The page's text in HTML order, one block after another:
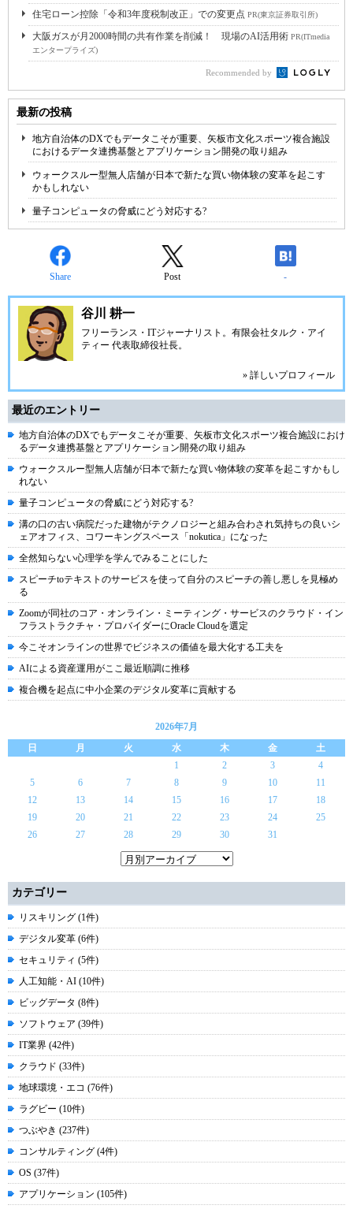
住宅ローン控除「令和3年度税制改正」での変更点 PR(東京証券取引所)
大阪ガスが月2000時間の共有作業を削減！ 現場のAI活用術 PR(ITmedia
エンタープライズ)
Recommended by
最新の投稿
地方自治体のDXでもデータこそが重要、矢板市文化スポーツ複合施設
におけるデータ連携基盤とアプリケーション開発の取り組み
ウォークスルー型無人店舗が日本で新たな買い物体験の変革を起こす
かもしれない
量子コンピュータの脅威にどう対応する?
Share Post -
谷川 耕一
フリーランス・ITジャーナリスト。有限会社タルク・アイ
ティー 代表取締役社長。
» 詳しいプロフィール
最近のエントリー
地方自治体のDXでもデータこそが重要、矢板市文化スポーツ複合施設におけ
るデータ連携基盤とアプリケーション開発の取り組み
ウォークスルー型無人店舗が日本で新たな買い物体験の変革を起こすかもし
れない
量子コンピュータの脅威にどう対応する?
溝の口の古い病院だった建物がテクノロジーと組み合わされ気持ちの良いシ
ェアオフィス、コワーキングスペース「nokutica」になった
全然知らない心理学を学んでみることにした
スピーチtoテキストのサービスを使って自分のスピーチの善し悪しを見極め
る
Zoomが同社のコア・オンライン・ミーティング・サービスのクラウド・イン
フラストラクチャ・プロバイダーにOracle Cloudを選定
今こそオンラインの世界でビジネスの価値を最大化する工夫を
AIによる資産運用がここ最近順調に推移
複合機を起点に中小企業のデジタル変革に貢献する
2026年7月
日
月 火 水 木 金
土
1
2 3
4
5
6 7 8 9 10
11
12
13 14 15 16 17
18
19
20 21 22 23 24
25
26
27 28 29 30 31
カテゴリー
リスキリング (1件)
デジタル変革 (6件)
セキュリティ (5件)
人工知能・AI (10件)
ビッグデータ (8件)
ソフトウェア (39件)
IT業界 (42件)
クラウド (33件)
地球環境・エコ (76件)
ラグビー (10件)
つぶやき (237件)
コンサルティング (4件)
OS (37件)
アプリケーション (105件)